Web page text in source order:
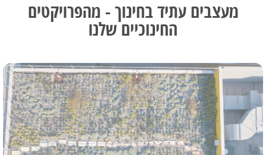
עתיד בחינוך - מהפרויקטים
החינוכיים שלנו